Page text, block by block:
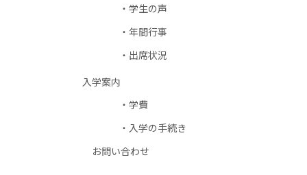
学生の声
年間行事
出席状況
入学案内
学費
入学の手続き
お問い合わせ